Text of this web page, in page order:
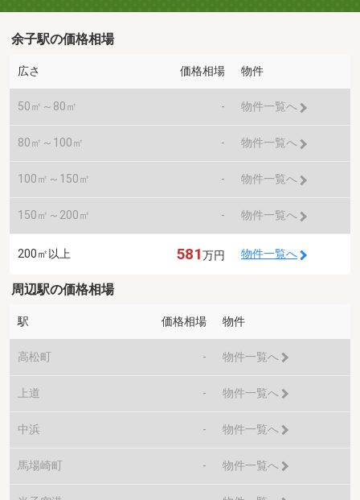
余子駅の価格相場
広さ 価格相場 物件
50㎡～80㎡ - 物件一覧へ
80㎡～100㎡ - 物件一覧へ
100㎡～150㎡ - 物件一覧へ
150㎡～200㎡ - 物件一覧へ
200㎡以上 581万円 物件一覧へ
周辺駅の価格相場
駅 価格相場 物件
高松町 - 物件一覧へ
上道 - 物件一覧へ
中浜 - 物件一覧へ
馬場崎町 - 物件一覧へ